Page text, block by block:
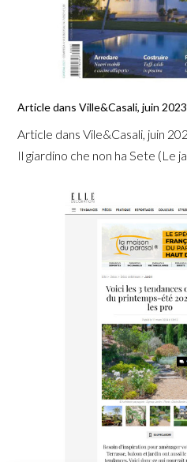
Article dans Ville&Casali, juin 2023
Article dans Vile&Casali, juin
Il giardino che non ha Sete (Le